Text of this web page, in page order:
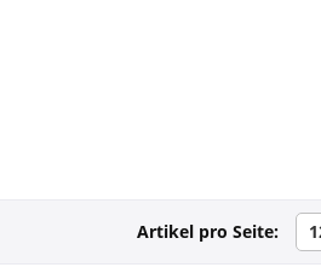
Artikel pro Seite: